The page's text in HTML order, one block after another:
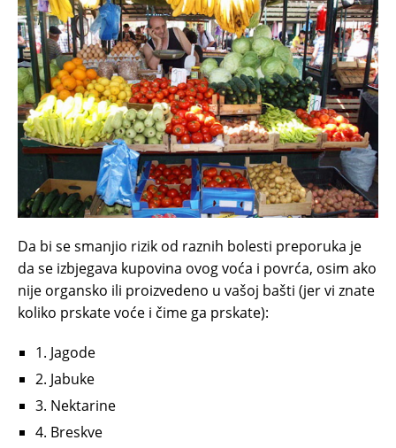
Da bi se smanjio rizik od raznih bolesti preporuka je
da se izbjegava kupovina ovog voća i povrća, osim ako
nije organsko ili proizvedeno u vašoj bašti (jer vi znate
koliko prskate voće i čime ga prskate):
1. Jagode
2. Jabuke
3. Nektarine
4. Breskve